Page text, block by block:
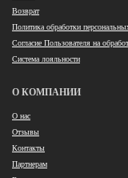
Возврат
Политика обработки
Согласие Пользователя на
Система лояльности
О КОМПАНИИ
О нас
Отзывы
Контакты
Партнерам